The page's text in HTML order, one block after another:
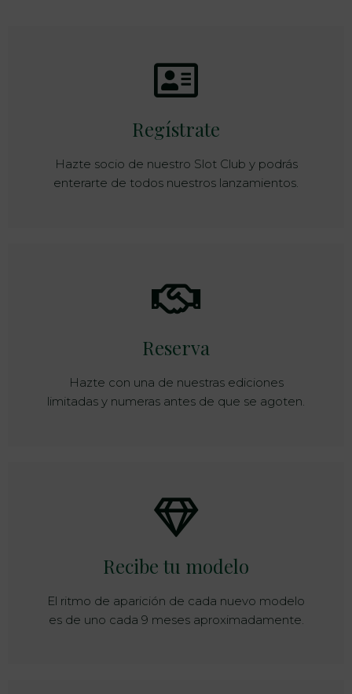
Regístrate
Hazte socio de nuestro Slot Club y podrás
enterarte de todos nuestros lanzamientos.
Reserva
Hazte con una de nuestras ediciones
limitadas y numeras antes de que se agoten.
Recibe tu modelo
El ritmo de aparición de cada nuevo modelo
es de uno cada 9 meses aproximadamente.